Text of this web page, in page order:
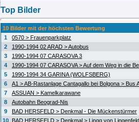
Top Bilder
10 Bilder mit der höchsten Bewertung
1
0570 > Frauenparkplatz
2
1990-1994 02 ARAD > Autobus
3
1990-1994 07 CARASOVA 3
4
1990-1994 07 CARASOVA > Auf dem Weg in die
5
1990-1994 34 GARINA (WOLFSBERG)
6
A1 > AB-Rastanlage Cantagallo bei Bolgona > Bus
7
ASSUAN > Kamelkarawane
8
Autobahn Beograd-Nis
9
BAD HERSFELD > Denkmal - Die Mückenstürmer
10 BAD HERSFELD > Denkmal > Lingg von Lingenfeld